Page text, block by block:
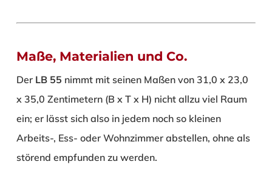
Maße, Materialien und Co.
Der LB 55 nimmt mit seinen Maßen von 31,0 x 23,0
x 35,0 Zentimetern (B x T x H) nicht allzu viel Raum
ein; er lässt sich also in jedem noch so kleinen
Arbeits-, Ess- oder Wohnzimmer abstellen, ohne als
störend empfunden zu werden.